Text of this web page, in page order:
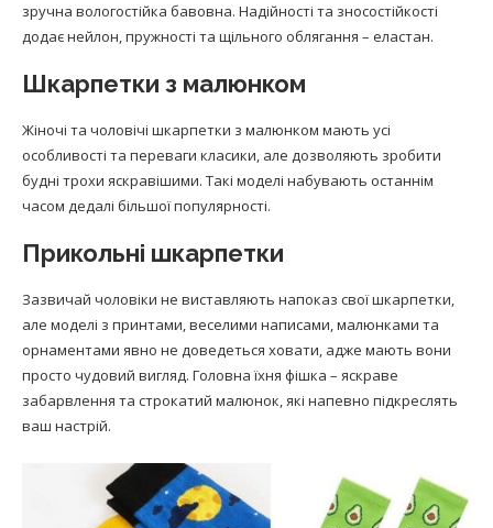
зручна вологостійка бавовна. Надійності та зносостійкості
додає нейлон, пружності та щільного облягання – еластан.
Шкарпетки з малюнком
Жіночі та чоловічі шкарпетки з малюнком мають усі
особливості та переваги класики, але дозволяють зробити
будні трохи яскравішими. Такі моделі набувають останнім
часом дедалі більшої популярності.
Прикольні шкарпетки
Зазвичай чоловіки не виставляють напоказ свої шкарпетки,
але моделі з принтами, веселими написами, малюнками та
орнаментами явно не доведеться ховати, адже мають вони
просто чудовий вигляд. Головна їхня фішка – яскраве
забарвлення та строкатий малюнок, які напевно підкреслять
ваш настрій.